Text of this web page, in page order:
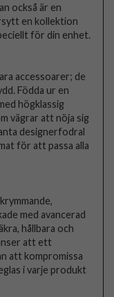
också är en
en kollektion
för din enhet.
accessoarer; de
Födda ur en
högklassig
vägrar att nöja sig
designerfodral
för att passa alla
med avancerad
hållbara och
att ett
att kompromissa
i varje produkt